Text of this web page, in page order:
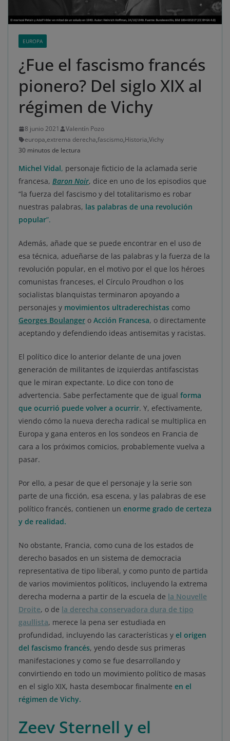
EUROPA
¿Fue el fascismo francés
pionero? Del siglo XIX al
régimen de Vichy
8 junio 2021
Valentín Pozo
europa,extrema derecha,fascismo,Historia,Vichy
30 minutos de lectura
Michel Vidal, personaje ficticio de la aclamada serie
francesa, Baron Noir, dice en uno de los episodios que
“la fuerza del fascismo y del totalitarismo es robar
nuestras palabras, las palabras de una revolución
popular”.
Además, añade que se puede encontrar en el uso de
esa técnica, adueñarse de las palabras y la fuerza de la
revolución popular, en el motivo por el que los héroes
comunistas franceses, el Círculo Proudhon o los
socialistas blanquistas terminaron apoyando a
personajes y movimientos ultraderechistas como
Georges Boulanger o Acción Francesa, o directamente
aceptando y defendiendo ideas antisemitas y racistas.
El político dice lo anterior delante de una joven
generación de militantes de izquierdas antifascistas
que le miran expectante. Lo dice con tono de
advertencia. Sabe perfectamente que de igual forma
que ocurrió puede volver a ocurrir. Y, efectivamente,
viendo cómo la nueva derecha radical se multiplica en
Europa y gana enteros en los sondeos en Francia de
cara a los próximos comicios, probablemente vuelva a
pasar.
Por ello, a pesar de que el personaje y la serie son
parte de una ficción, esa escena, y las palabras de ese
político francés, contienen un enorme grado de certeza
y de realidad.
No obstante, Francia, como cuna de los estados de
derecho basados en un sistema de democracia
representativa de tipo liberal, y como punto de partida
de varios movimientos políticos, incluyendo la extrema
derecha moderna a partir de la escuela de la Nouvelle
Droite, o de la derecha conservadora dura de tipo
gaullista, merece la pena ser estudiada en
profundidad, incluyendo las características y el origen
del fascismo francés, yendo desde sus primeras
manifestaciones y como se fue desarrollando y
convirtiendo en todo un movimiento político de masas
en el siglo XIX, hasta desembocar finalmente en el
régimen de Vichy.
Zeev Sternell y el